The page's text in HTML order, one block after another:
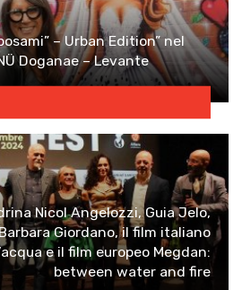
– Urban Edition” nel
Doganae – Levante
Nicol Angelozzi, Guia Jelo,
Giordano, il film italiano
e il film europeo Megdan:
between water and fire